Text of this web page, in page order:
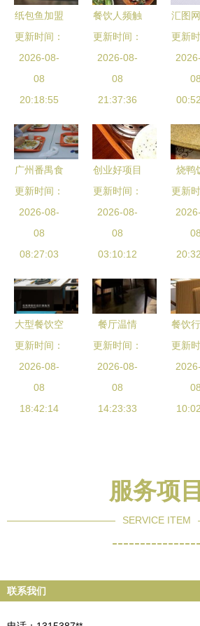
纸包鱼加盟
餐饮市场未
来的必由之
路
更新时间：
2026-08-
08
20:18:55
餐饮人频触
食品安全底
线，甩手掌
柜告诉你如
何最大程度
更新时间：
2026-08-
08
21:37:36
汇图
灵感
类餐
觉构
品
更新
08
广州番禺食
堂蔬菜配送
与团体餐上
门服务的专
家
更新时间：
2026-08-
08
08:27:03
创业好项目
指南 选择
餐饮加盟的
三大关键要
素
更新时间：
2026-08-
08
03:10:12
烧鸭
餐,中
系,食
饮,摄
材,汇
更新
08
大型餐饮空
间设计要点
全解析
更新时间：
2026-08-
08
18:42:14
餐厅温情
献给饮食男
女的美好生
活
更新时间：
2026-08-
08
14:23:33
餐饮
应季
蔬，
客
更新
08
服务项目
SERVICE ITEM
----------------
联系我们